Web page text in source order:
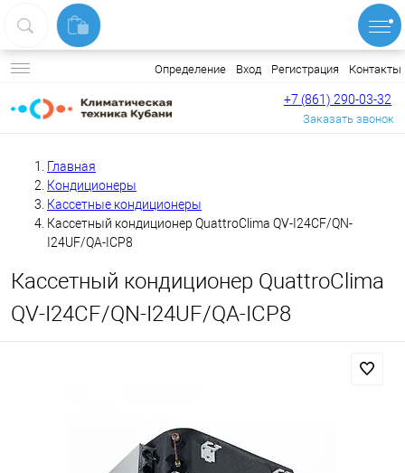
Определение Вход Регистрация Контакты
+7 (861) 290-03-32
Заказать звонок
Главная
Кондиционеры
Кассетные кондиционеры
Кассетный кондиционер QuattroClima QV-I24CF/QN-
I24UF/QA-ICP8
Кассетный кондиционер QuattroClima
QV-I24CF/QN-I24UF/QA-ICP8